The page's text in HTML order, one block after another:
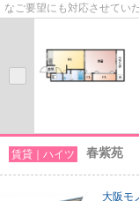
なご要望にも対応させてい
賃貸｜ハイツ 春紫苑
大阪モ